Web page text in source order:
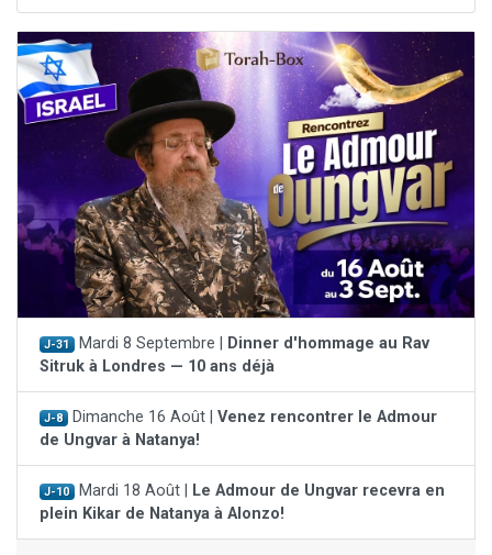
J-31 Mardi 8 Septembre |
Dinner d'hommage au Rav
Sitruk à Londres — 10 ans déjà
J-8 Dimanche 16 Août | Venez rencontrer le Admour
de Ungvar à Natanya!
J-10 Mardi 18 Août |
Le Admour de Ungvar recevra en
plein Kikar de Natanya à Alonzo!